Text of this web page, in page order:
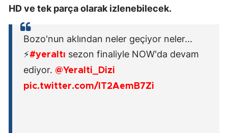
HD ve tek parça olarak izlenebilecek.
Bozo'nun aklından neler geçiyor neler...
⚡#yeraltı sezon finaliyle NOW'da devam
ediyor. @Yeralti_Dizi
pic.twitter.com/IT2AemB7Zi